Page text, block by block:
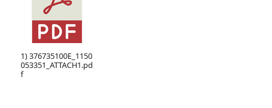
1) 376735100E_1150
053351_ATTACH1.pd
f